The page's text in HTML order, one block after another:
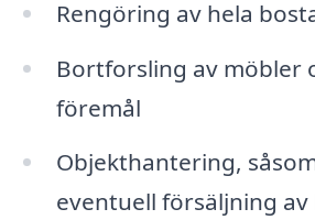
Rengöring av hela
Bortforsling av möbler
föremål
Objekthantering,
eventuell försäljning